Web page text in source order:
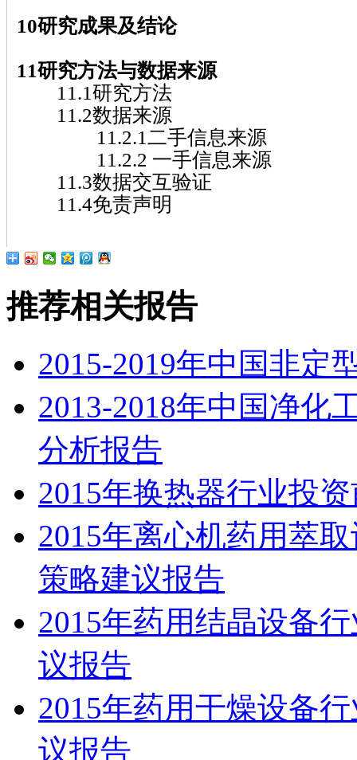
10研究成果及结论
11研究方法与数据来源
11.1研究方法
11.2数据来源
11.2.1二手信息来源
11.2.2 一手信息来源
11.3数据交互验证
11.4免责声明
推荐相关报告
2015-2019年中国非定
2013-2018年中国净化
分析报告
2015年换热器行业投
2015年离心机药用萃
策略建议报告
2015年药用结晶设备
议报告
2015年药用干燥设备
议报告